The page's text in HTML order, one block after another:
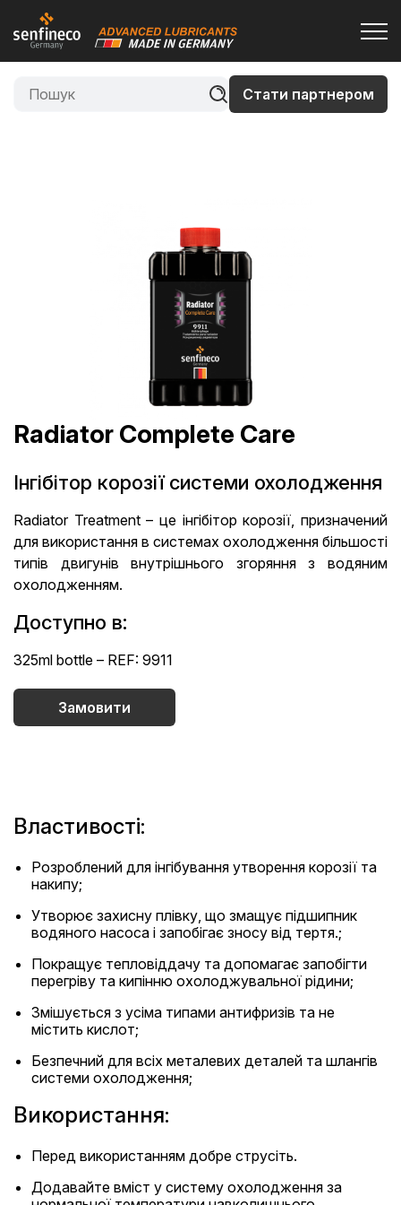
Стати партнером
Radiator Complete Care
Інгібітор корозії системи охолодження
Radiator Treatment – це інгібітор корозії, призначений
для використання в системах охолодження більшості
типів двигунів внутрішнього згоряння з водяним
охолодженням.
Доступно в:
325ml bottle – REF: 9911
Замовити
Властивості:
Розроблений для інгібування утворення корозії та
накипу;
Утворює захисну плівку, що змащує підшипник
водяного насоса і запобігає зносу від тертя.;
Покращує тепловіддачу та допомагає запобігти
перегріву та кипінню охолоджувальної рідини;
Змішується з усіма типами антифризів та не
містить кислот;
Безпечний для всіх металевих деталей та шлангів
системи охолодження;
Використання:
Перед використанням добре струсіть.
Додавайте вміст у систему охолодження за